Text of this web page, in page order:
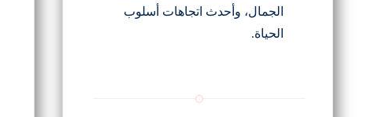
الجمال، وأحدث اتجاهات أسلوب
الحياة.